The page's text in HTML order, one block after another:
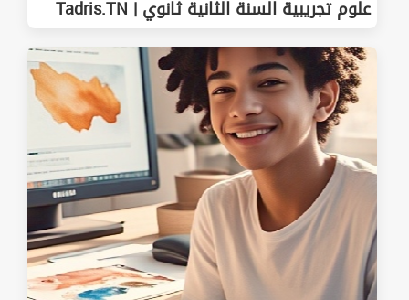
علوم تجريبية السنة الثانية ثانوي | Tadris.TN